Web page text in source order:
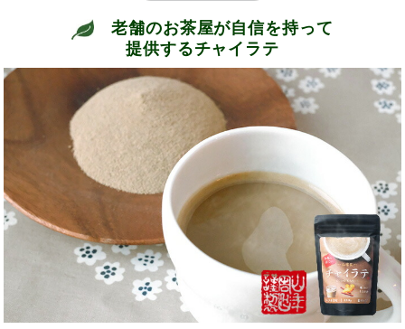
老舗のお茶屋が自信を持って
提供するチャイラテ